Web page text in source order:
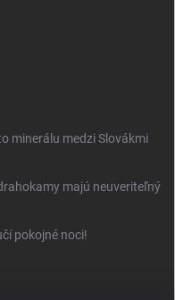
minerálu medzi Slovákmi
majú neuveriteľný
pokojné noci!